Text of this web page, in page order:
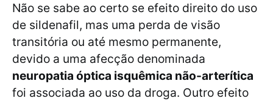
Não se sabe ao certo se efeito direito do uso
de sildenafil, mas uma perda de visão
transitória ou até mesmo permanente,
devido a uma afecção denominada
neuropatia óptica isquêmica não-arterítica
foi associada ao uso da droga. Outro efeito